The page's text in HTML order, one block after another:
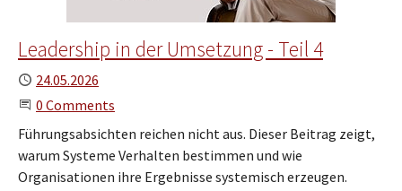
Leadership in der Umsetzung - Teil 4
Published
24.05.2026
Start the Conversation
0 Comments
Führungsabsichten reichen nicht aus. Dieser Beitrag zeigt,
warum Systeme Verhalten bestimmen und wie
Organisationen ihre Ergebnisse systemisch erzeugen.